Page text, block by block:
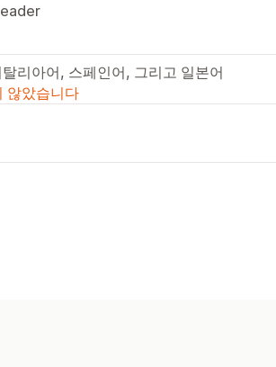
리아어, 스페인어, 그리고 일본어
않았습니다